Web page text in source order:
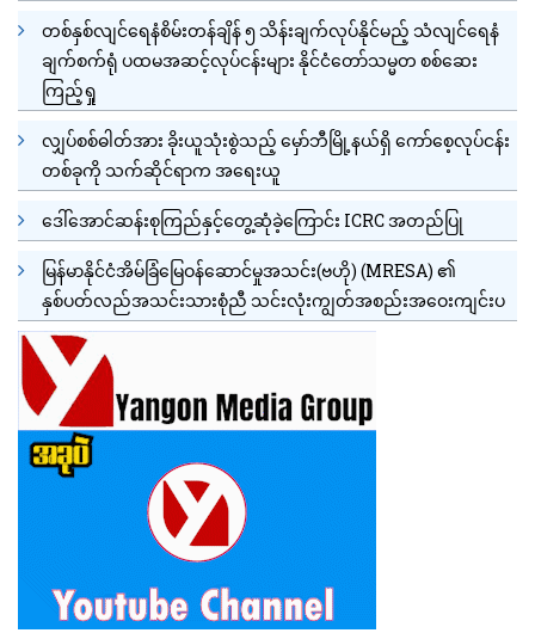
တစ်နှစ်လျင်ရေနံစိမ်းတန်ချိန် ၅ သိန်းချက်လုပ်နိုင်မည့် သံလျင်ရေနံ
ချက်စက်ရုံ ပထမအဆင့်လုပ်ငန်းများ နိုင်ငံတော်သမ္မတ စစ်ဆေး
ကြည့်ရှု
လျှပ်စစ်ဓါတ်အား ခိုးယူသုံးစွဲသည့် မှော်ဘီမြို့နယ်ရှိ ကော်စေ့လုပ်ငန်း
တစ်ခုကို သက်ဆိုင်ရာက အရေးယူ
ဒေါ်အောင်ဆန်းစုကြည်နှင့်တွေ့ဆုံခဲ့ကြောင်း ICRC အတည်ပြု
မြန်မာနိုင်ငံအိမ်ခြံမြေဝန်ဆောင်မှုအသင်း(ဗဟို) (MRESA) ၏
နှစ်ပတ်လည်အသင်းသားစုံညီ သင်းလုံးကျွတ်အစည်းအဝေးကျင်းပ